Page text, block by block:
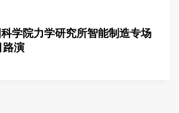
学院力学研究所智能制造专场
路演